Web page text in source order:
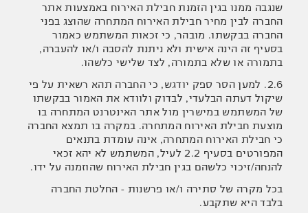
שנגבה ממנו בגין הזמנת חבילת האירוח באמצעות אתר
החברה לבין מחיר חבילת האירוח המתחרה שהוצג בפני
החברה בבקשתו. מובהר, כי זכאות המשתמש כאמור
בסעיף זה הינה אישית ולא ניתנת להסבה ו/או להעברה,
בתמורה או שלא בתמורה, לצד שלישי כלשהו.
2.6. למען הסר ספק יודגש, כי החברה תהא רשאית על פי
שיקול דעתה הבלעדי, לבדוק ולוודא את האמור בבקשתו
של המשתמש במישרין מול אתר האינטרנט המתחרה בו
מוצעת חבילת האירוח המתחרה. במקרה בו תמצא החברה
כי חבילת האירוח המתחרה, אינה עומדת בתנאים
המפורטים בסעיף ‎2.2 לעיל, המשתמש לא יהא זכאי
להנחה/זיכוי כלשהם בגין חבילת האירוח שהוזמנה על ידו.
בכל מקרה של סתירה ו/או פרשנות - החלטת החברה
בלבד היא שתקבע.